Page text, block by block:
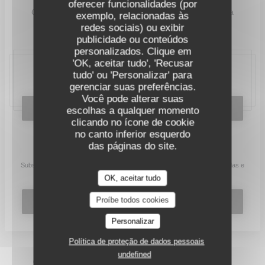
oferecer funcionalidades (por
exemplo, relacionadas às
redes sociais) ou exibir
publicidade ou conteúdos
personalizados. Clique em
'OK, aceitar tudo', 'Recusar
tudo' ou 'Personalizar' para
gerenciar suas preferências.
Você pode alterar suas
escolhas a qualquer momento
clicando no ícone de cookie
no canto inferior esquerdo
das páginas do site.
OK, aceitar tudo
Proíbe todos cookies
Personalizar
Política de proteção de dados pessoais
undefined
O
restauranteInstituto
está aberto de segunda-feira a
sexta-feira para almoço e jantar.
20, place Bellecour, 69002 Lyon
RESERVAR UMA MESA
Mantenha-se atualizado
Subscrever a nossa newsletter para receber comunicações personalizadas e
ofertas de marketing por correio eletrónico da nossa parte.
SUBSCREVER